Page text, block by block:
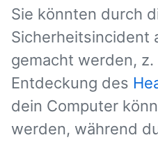
Sie könnten durch
Sicherheitsincident
gemacht werden, z.
Entdeckung des
dein Computer
werden, während